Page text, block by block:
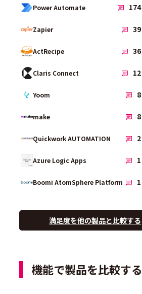
Power Automate 174
Zapier 39
ActRecipe 36
Claris Connect 12
Yoom 8
make 8
Quickwork AUTOMATION 2
Azure Logic Apps 1
Boomi AtomSphere Platform 1
満足度を他の製品と比較する
機能で製品を比較する